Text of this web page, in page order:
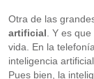
Otra de las
artificial . Y es
vida. En la
inteligencia
Pues bien, la